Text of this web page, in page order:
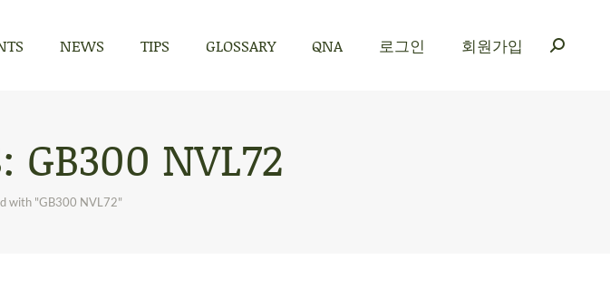
NEWS TIPS GLOSSARY QNA 로그인 회원가입
GB300 NVL72
with "GB300 NVL72"
로그인 회원가입